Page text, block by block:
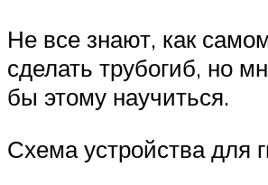
Не все знают, как
сделать трубогиб, но
бы этому научиться.
Схема устройства для